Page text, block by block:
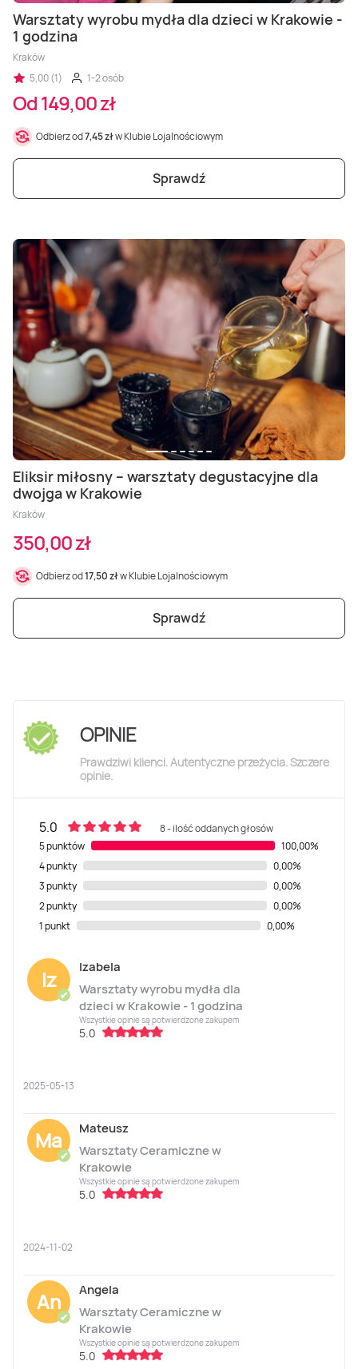
Warsztaty wyrobu mydła dla dzieci w Krakowie -
1 godzina
Kraków
5,00 (1)
1-2 osób
Od 149,00 zł
Odbierz od7,45 złw Klubie Lojalnościowym
Sprawdź
Eliksir miłosny – warsztaty degustacyjne dla
dwojga w Krakowie
Kraków
350,00 zł
Odbierz od17,50 złw Klubie Lojalnościowym
Sprawdź
OPINIE
Prawdziwi klienci. Autentyczne przeżycia. Szczere
opinie.
5.0
8 - ilość oddanych głosów
5 punktów
100,00%
4 punkty
0,00%
3 punkty
0,00%
2 punkty
0,00%
1 punkt
0,00%
Iz
✔
Izabela
Warsztaty wyrobu mydła dla
dzieci w Krakowie - 1 godzina
Wszystkie opinie są potwierdzone zakupem
5.0
2025-05-13
Ma
✔
Mateusz
Warsztaty Ceramiczne w
Krakowie
Wszystkie opinie są potwierdzone zakupem
5.0
2024-11-02
An
✔
Angela
Warsztaty Ceramiczne w
Krakowie
Wszystkie opinie są potwierdzone zakupem
5.0